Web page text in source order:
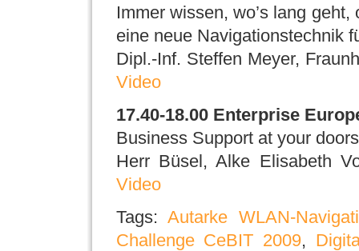
Immer wissen, wo’s lang
eine neue Navigationstechnik
Dipl.-Inf. Steffen Meyer,
Video
17.40-18.00 Enterprise
Business Support at your
Herr Büsel, Alke Elisabeth
Video
Tags: Autarke WLAN-
Challenge CeBIT 2009,